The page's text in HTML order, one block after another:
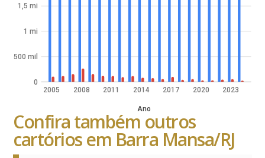
2005 2008 2011 2014 2017 2020 2023
Ano
0
500 mil
1 mi
1,5 mi
Confira também outros
cartórios em Barra Mansa/RJ